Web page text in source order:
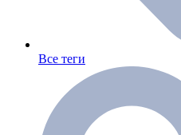
Все теги